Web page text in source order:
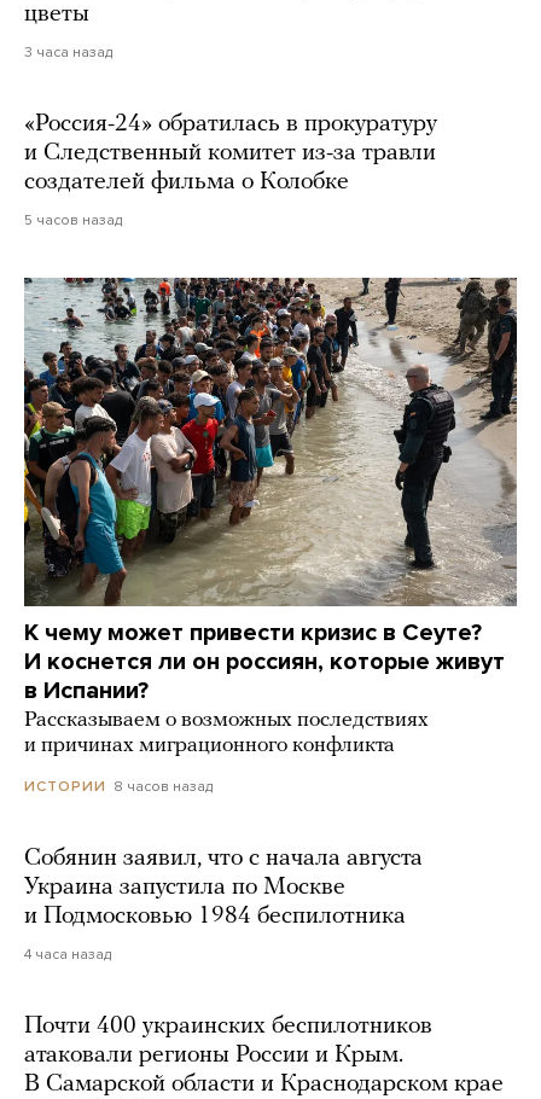
цветы
3 часа назад
«Россия-24» обратилась в прокуратуру
и Следственный комитет из-за травли
создателей фильма о Колобке
5 часов назад
К чему может привести кризис в Сеуте?
И коснется ли он россиян, которые живут
в Испании?
Рассказываем о возможных последствиях
и причинах миграционного конфликта
ИСТОРИИ 8 часов назад
Собянин заявил, что с начала августа
Украина запустила по Москве
и Подмосковью 1984 беспилотника
4 часа назад
Почти 400 украинских беспилотников
атаковали регионы России и Крым.
В Самарской области и Краснодарском крае